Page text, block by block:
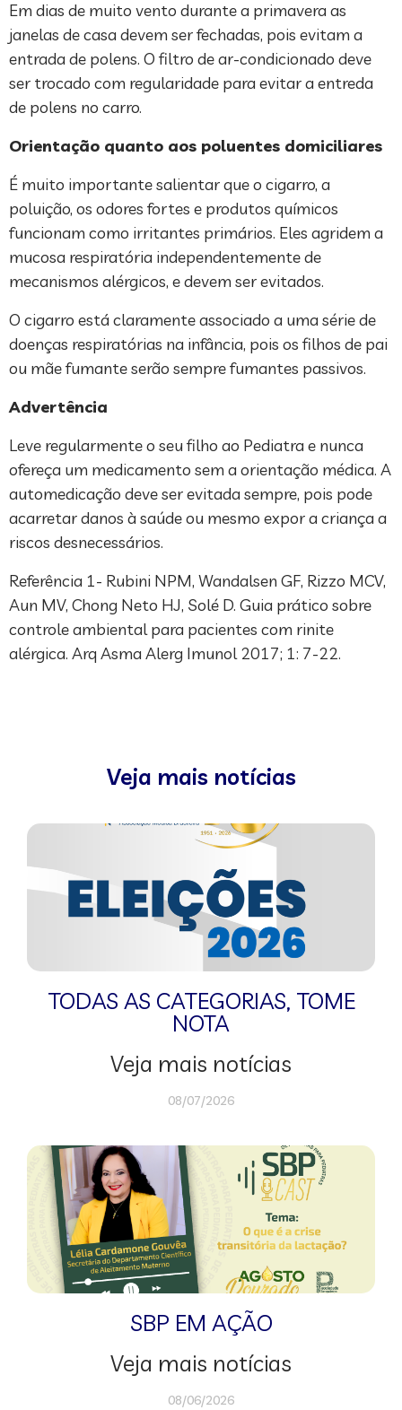
Em dias de muito vento durante a primavera as
janelas de casa devem ser fechadas, pois evitam a
entrada de polens. O filtro de ar-condicionado deve
ser trocado com regularidade para evitar a entreda
de polens no carro.
Orientação quanto aos poluentes domiciliares
É muito importante salientar que o cigarro, a
poluição, os odores fortes e produtos químicos
funcionam como irritantes primários. Eles agridem a
mucosa respiratória independentemente de
mecanismos alérgicos, e devem ser evitados.
O cigarro está claramente associado a uma série de
doenças respiratórias na infância, pois os filhos de pai
ou mãe fumante serão sempre fumantes passivos.
Advertência
Leve regularmente o seu filho ao Pediatra e nunca
ofereça um medicamento sem a orientação médica. A
automedicação deve ser evitada sempre, pois pode
acarretar danos à saúde ou mesmo expor a criança a
riscos desnecessários.
Referência 1- Rubini NPM, Wandalsen GF, Rizzo MCV,
Aun MV, Chong Neto HJ, Solé D. Guia prático sobre
controle ambiental para pacientes com rinite
alérgica. Arq Asma Alerg Imunol 2017; 1: 7-22.
Veja mais notícias
TODAS AS CATEGORIAS, TOME
NOTA
Veja mais notícias
08/07/2026
SBP EM AÇÃO
Veja mais notícias
08/06/2026